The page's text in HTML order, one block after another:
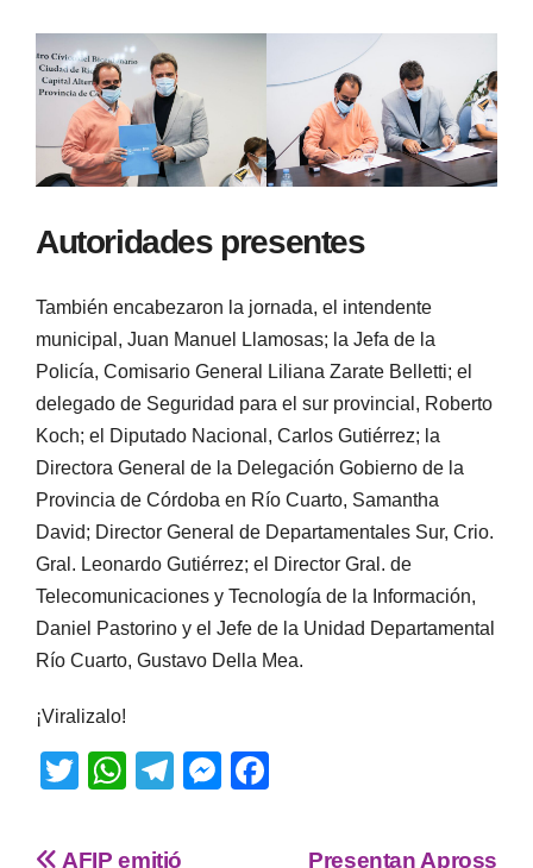
Autoridades presentes
También encabezaron la jornada, el intendente
municipal, Juan Manuel Llamosas; la Jefa de la
Policía, Comisario General Liliana Zarate Belletti; el
delegado de Seguridad para el sur provincial, Roberto
Koch; el Diputado Nacional, Carlos Gutiérrez; la
Directora General de la Delegación Gobierno de la
Provincia de Córdoba en Río Cuarto, Samantha
David; Director General de Departamentales Sur, Crio.
Gral. Leonardo Gutiérrez; el Director Gral. de
Telecomunicaciones y Tecnología de la Información,
Daniel Pastorino y el Jefe de la Unidad Departamental
Río Cuarto, Gustavo Della Mea.
¡Viralizalo!
T
tt
W
at
T
e
M
Presentan Apross
AFIP emitió